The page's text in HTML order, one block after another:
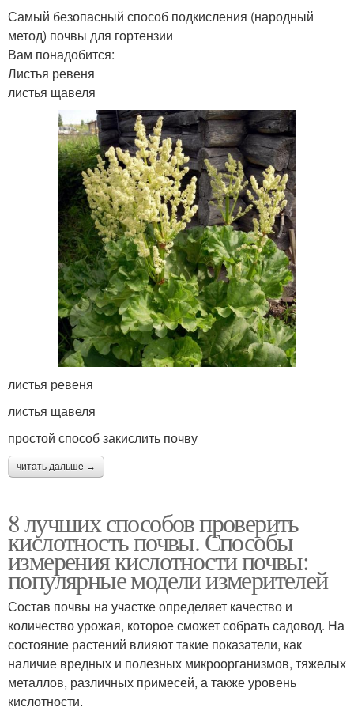
Самый безопасный способ подкисления (народный
метод) почвы для гортензии
Вам понадобится:
Листья ревеня
листья щавеля
листья ревеня
листья щавеля
простой способ закислить почву
читать дальше →
8 лучших способов проверить
кислотность почвы. Способы
измерения кислотности почвы:
популярные модели измерителей
Состав почвы на участке определяет качество и
количество урожая, которое сможет собрать садовод. На
состояние растений влияют такие показатели, как
наличие вредных и полезных микроорганизмов, тяжелых
металлов, различных примесей, а также уровень
кислотности.